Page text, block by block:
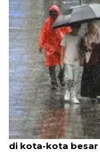
H-1 Lebaran,
di kota-kota besar